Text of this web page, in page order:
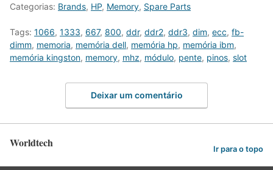
Categorias: Brands, HP, Memory, Spare Parts
Tags: 1066, 1333, 667, 800, ddr, ddr2, ddr3, dim, ecc, fb-
dimm, memoria, memória dell, memória hp, memória ibm,
memória kingston, memory, mhz, módulo, pente, pinos, slot
Deixar um comentário
Worldtech Ir para o topo